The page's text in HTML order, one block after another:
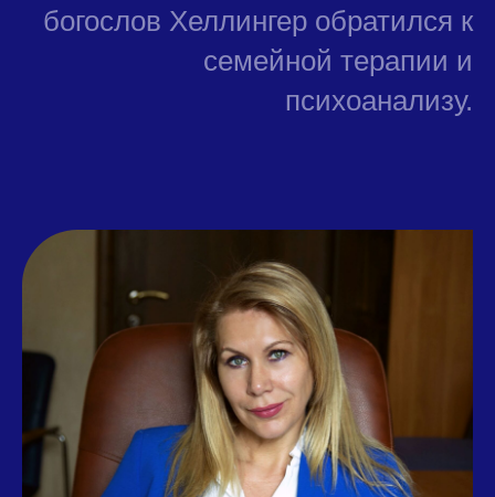
богослов Хеллингер обратился к
семейной терапии и
психоанализу.